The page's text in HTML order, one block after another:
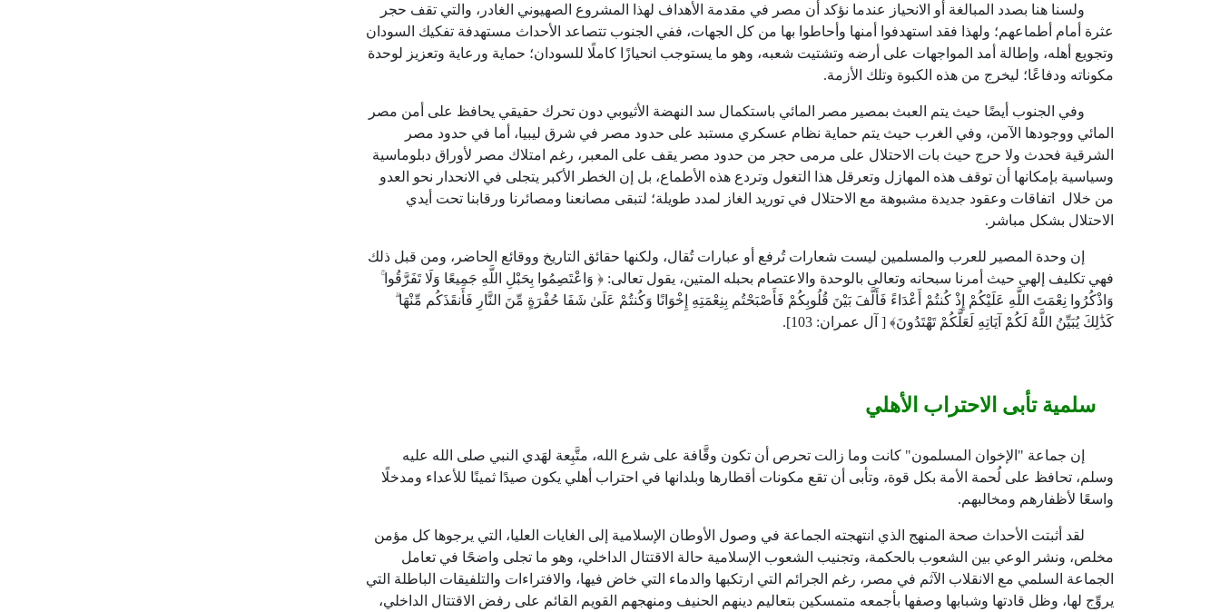
ولسنا هنا بصدد المبالغة أو الانحياز عندما نؤكد أن مصر في مقدمة الأهداف لهذا المشروع الصهيوني الغادر، والتي تقف حجر
عثرة أمام أطماعهم؛ ولهذا فقد استهدفوا أمنها وأحاطوا بها من كل الجهات، ففي الجنوب تتصاعد الأحداث مستهدفة تفكيك السودان
وتجويع أهله، وإطالة أمد المواجهات على أرضه وتشتيت شعبه، وهو ما يستوجب انحيازًا كاملًا للسودان؛ حماية ورعاية وتعزيز لوحدة
مكوناته ودفاعًا؛ ليخرج من هذه الكبوة وتلك الأزمة.
وفي الجنوب أيضًا حيث يتم العبث بمصير مصر المائي باستكمال سد النهضة الأثيوبي دون تحرك حقيقي يحافظ على أمن مصر
المائي ووجودها اﻵمن، وفي الغرب حيث يتم حماية نظام عسكري مستبد على حدود مصر في شرق ليبيا، أما في حدود مصر
الشرقية فحدث ولا حرج حيث بات الاحتلال على مرمى حجر من حدود مصر يقف على المعبر، رغم امتلاك مصر لأوراق دبلوماسية
وسياسية بإمكانها أن توقف هذه المهازل وتعرقل هذا التغول وتردع هذه الأطماع، بل إن الخطر الأكبر يتجلى في الانحدار نحو العدو
من خلال اتفاقات وعقود جديدة مشبوهة مع الاحتلال في توريد الغاز لمدد طويلة؛ لتبقى مصانعنا ومصائرنا ورقابنا تحت أيدي
الاحتلال بشكل مباشر.
إن وحدة المصير للعرب والمسلمين ليست شعارات تُرفع أو عبارات تُقال، ولكنها حقائق التاريخ ووقائع الحاضر، ومن قبل ذلك
فهي تكليف إلهي حيث أمرنا سبحانه وتعالى بالوحدة والاعتصام بحبله المتين، يقول تعالى: ﴿ وَاعْتَصِمُوا بِحَبْلِ اللَّهِ جَمِيعًا وَلَا تَفَرَّقُوا ۚ
وَاذْكُرُوا نِعْمَتَ اللَّهِ عَلَيْكُمْ إِذْ كُنتُمْ أَعْدَاءً فَأَلَّفَ بَيْنَ قُلُوبِكُمْ فَأَصْبَحْتُم بِنِعْمَتِهِ إِخْوَانًا وَكُنتُمْ عَلَىٰ شَفَا حُفْرَةٍ مِّنَ النَّارِ فَأَنقَذَكُم مِّنْهَا ۗ
كَذَٰلِكَ يُبَيِّنُ اللَّهُ لَكُمْ آيَاتِهِ لَعَلَّكُمْ تَهْتَدُونَ﴾ [ آل عمران: 103
].
سلمية تأبى الاحتراب الأهلي
إن جماعة "الإخوان المسلمون" كانت وما زالت تحرص أن تكون وقَّافة على شرع الله، متَّبِعة لهَدي النبي صلى الله عليه
وسلم، تحافظ على لُحمة الأمة بكل قوة، وتأبى أن تقع مكونات أقطارها وبلدانها في احتراب أهلي يكون صيدًا ثمينًا للأعداء ومدخلًا
واسعًا لأظفارهم ومخالبهم.
لقد أثبتت الأحداث صحة المنهج الذي انتهجته الجماعة في وصول الأوطان الإسلامية إلى الغايات العليا، التي يرجوها كل مؤمن
مخلص، ونشر الوعي بين الشعوب بالحكمة، وتجنيب الشعوب الإسلامية حالة الاقتتال الداخلي، وهو ما تجلى واضحًا في تعامل
الجماعة السلمي مع الانقلاب الآثم في مصر، رغم الجرائم التي ارتكبها والدماء التي خاض فيها، والافتراءات والتلفيقات الباطلة التي
يروِّج لها، وظل قادتها وشبابها وصفها بأجمعه متمسكين بتعاليم دينهم الحنيف ومنهجهم القويم القائم على رفض الاقتتال الداخلي،